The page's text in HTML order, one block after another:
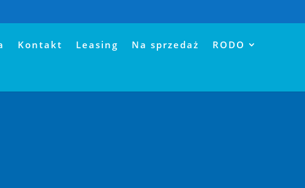
(94) 345 46 30 sekretariat@pro-wam.pl
Kontakt Leasing Na sprzedaż RODO